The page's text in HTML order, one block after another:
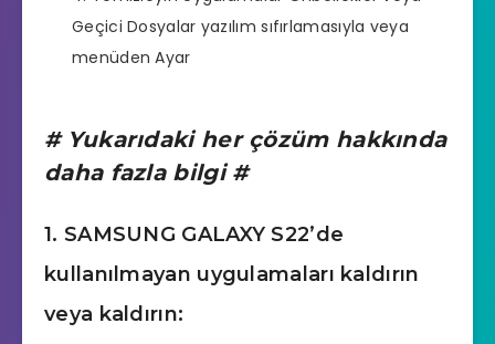
Geçici Dosyalar yazılım sıfırlamasıyla veya
menüden Ayar
# Yukarıdaki her çözüm hakkında
daha fazla bilgi #
1. SAMSUNG GALAXY S22’de
kullanılmayan uygulamaları kaldırın
veya kaldırın: